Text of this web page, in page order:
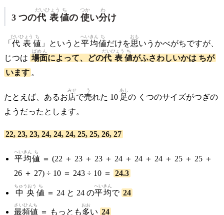
3 つの代表
だいひょう
値
ち
の 使
つか
い分
わ
け
「 代表
だいひょう
値
ち
」というと平均
へいきん
値
ち
だけを思
おも
いうかべがちですが、
じつは 場面
ばめん
によって、どの代表
だいひょう
値
ち
がふさわしいかは ちが
います 。
たとえば、あるお店
みせ
で売
う
れた 10 足
あし
の くつのサイズがつぎの
ようだったとします。
22, 23, 23, 24, 24, 24, 25, 25, 26, 27
平均
へいきん
値
ち
＝ (22 ＋ 23 ＋ 23 ＋ 24 ＋ 24 ＋ 24 ＋ 25 ＋ 25 ＋
26 ＋ 27) ÷ 10 ＝ 243 ÷ 10 ＝
24.3
中央
ちゅうおう
値
ち
＝ 24 と 24 の平均
へいきん
で 24
最頻値
さいひんち
＝ もっとも多
おお
い 24